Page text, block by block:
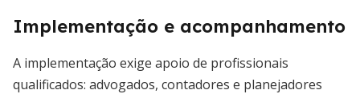
Implementação e acompanhamento
A implementação exige apoio de profissionais
qualificados: advogados, contadores e planejadores